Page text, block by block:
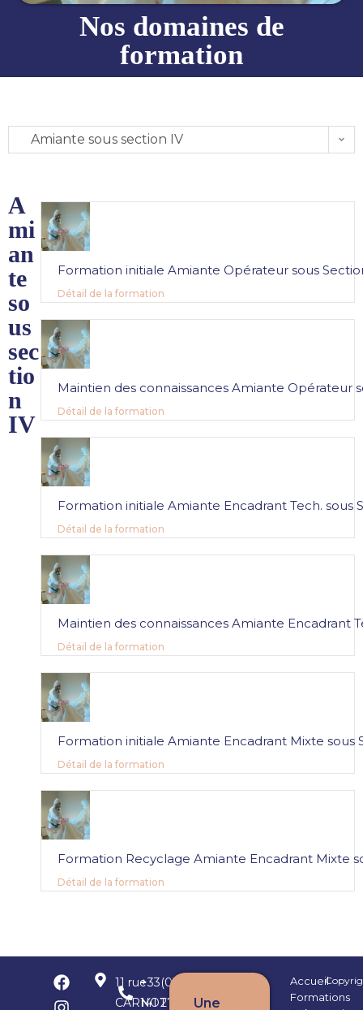
Nos domaines de
formation
Amiante sous section IV
A
mi
an
te
so
us
sec
tio
n
IV
Formation initiale Amiante Opérateur sous
Détail de la formation
Maintien des connaissances Amiante Opérateur
Détail de la formation
Formation initiale Amiante Encadrant Tech. sous
Détail de la formation
Maintien des connaissances Amiante Encadrant
Détail de la formation
Formation initiale Amiante Encadrant Mixte sous
Détail de la formation
Formation Recyclage Amiante Encadrant Mixte
Détail de la formation
11 rue
CARNOT
+33(0)443
141 275
Une
Accueil
Formations